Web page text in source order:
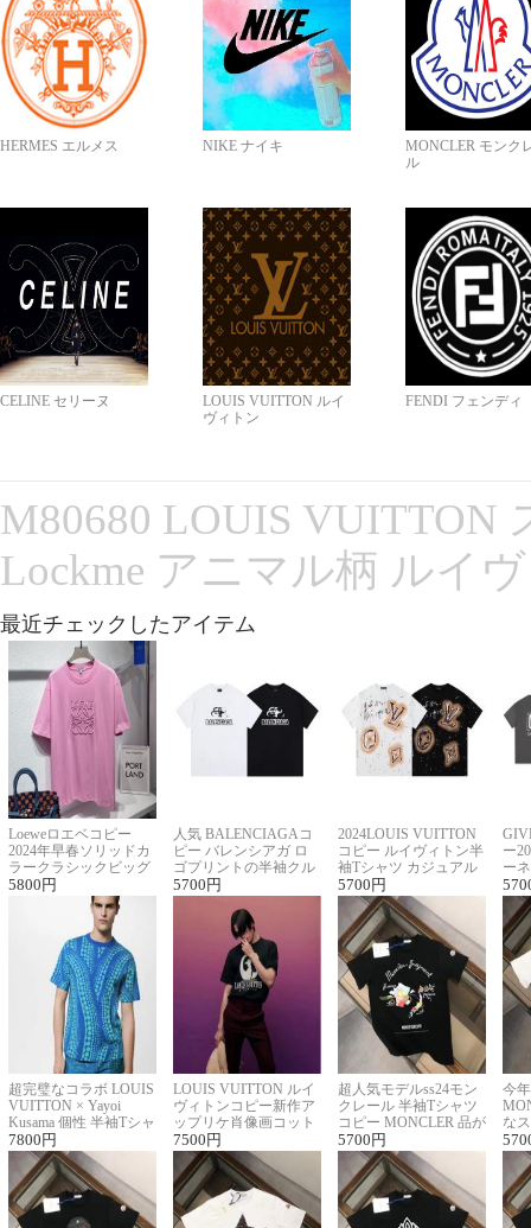
HERMES エルメス NIKE ナイキ
MONCLER モンク
ル
CELINE セリーヌ
LOUIS VUITTON ルイ
ヴィトン
FENDI フェンディ
M80680 LOUIS VUITTON
Lockme アニマル柄 ルイ
最近チェックしたアイテム
Loeweロエベコピー
2024年早春ソリッドカ
ラークラシックビッグ
ロゴ刺繍Tシャツ
5800 円
人気 BALENCIAGAコ
ピー バレンシアガ ロ
ゴプリントの半袖クル
ーネックTシャツ
5700 円
2024LOUIS VUITTON
コピー ルイヴィトン半
袖Tシャツ カジュアル
に馴染む 2色展開
5700 円
ー
ー
ー
超完璧なコラボ LOUIS
VUITTON × Yayoi
Kusama 個性 半袖Tシャ
ツコピー男女兼用
7800 円
LOUIS VUITTON ルイ
ヴィトンコピー新作ア
ップリケ肖像画コット
ンニット半袖Tシャツ
7500 円
超人気モデルss24モン
クレール 半袖Tシャツ
コピー MONCLER 品が
良く見た目
5700 円
今
な
ル